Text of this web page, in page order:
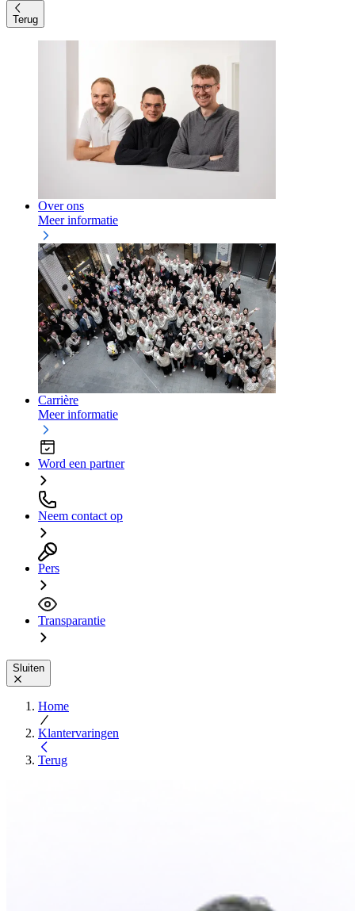
Terug
Over ons
Meer informatie
Carrière
Meer informatie
Word een partner
Neem contact op
Pers
Transparantie
Sluiten
Home
Klantervaringen
Terug